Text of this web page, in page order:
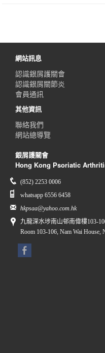
網站訊息
認識銀屑護關會
認識銀屑關節炎
會員通訊
其他資訊
聯絡我們
網站總導覽
銀屑護關會
Hong Kong Psoriatic
(852) 2253 0006
whatsapp 6556 6458
hkpsaa@yahoo.com.hk
九龍深水埗南山邨南偉樓103-
Room 103-106, Nam Wai House,